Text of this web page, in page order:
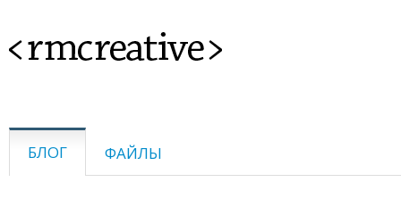
<rmcreative>
БЛОГ ФАЙЛЫ